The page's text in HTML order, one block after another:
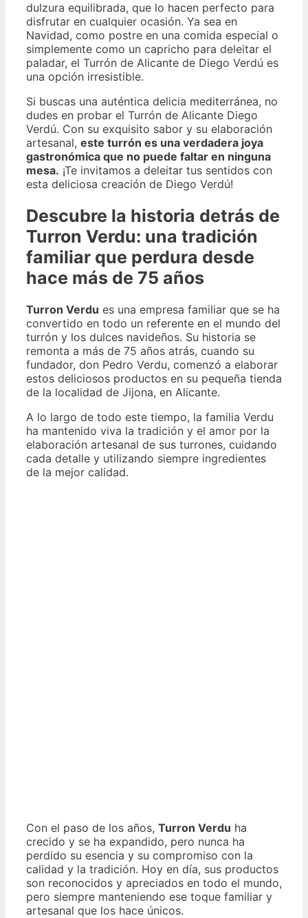
dulzura equilibrada, que lo hacen perfecto para
disfrutar en cualquier ocasión. Ya sea en
Navidad, como postre en una comida especial o
simplemente como un capricho para deleitar el
paladar, el Turrón de Alicante de Diego Verdú es
una opción irresistible.
Si buscas una auténtica delicia mediterránea, no
dudes en probar el Turrón de Alicante Diego
Verdú. Con su exquisito sabor y su elaboración
artesanal, este turrón es una verdadera joya
gastronómica que no puede faltar en ninguna
mesa. ¡Te invitamos a deleitar tus sentidos con
esta deliciosa creación de Diego Verdú!
Descubre la historia detrás de
Turron Verdu: una tradición
familiar que perdura desde
hace más de 75 años
Turron Verdu es una empresa familiar que se ha
convertido en todo un referente en el mundo del
turrón y los dulces navideños. Su historia se
remonta a más de 75 años atrás, cuando su
fundador, don Pedro Verdu, comenzó a elaborar
estos deliciosos productos en su pequeña tienda
de la localidad de Jijona, en Alicante.
A lo largo de todo este tiempo, la familia Verdu
ha mantenido viva la tradición y el amor por la
elaboración artesanal de sus turrones, cuidando
cada detalle y utilizando siempre ingredientes
de la mejor calidad.
Con el paso de los años, Turron Verdu ha
crecido y se ha expandido, pero nunca ha
perdido su esencia y su compromiso con la
calidad y la tradición. Hoy en día, sus productos
son reconocidos y apreciados en todo el mundo,
pero siempre manteniendo ese toque familiar y
artesanal que los hace únicos.